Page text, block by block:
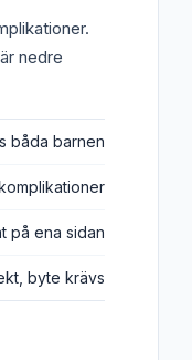
nedre
båda barnen
på ena sidan
byte krävs